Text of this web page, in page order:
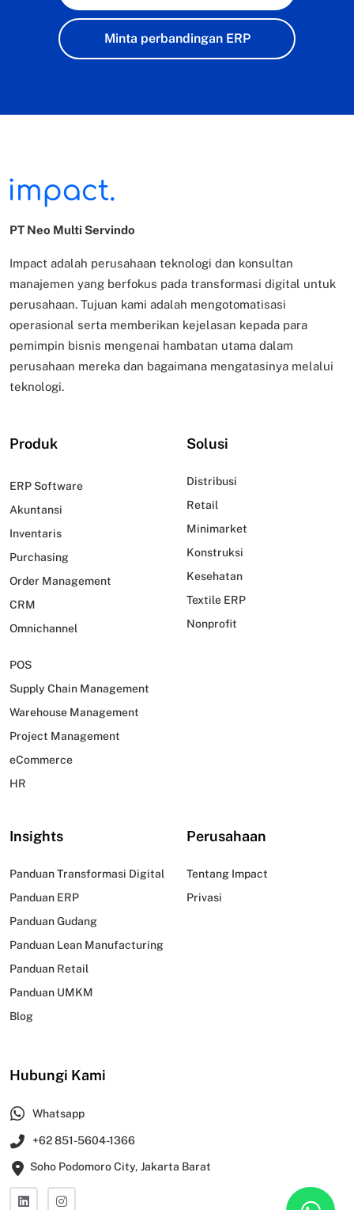
Minta perbandingan ERP
PT Neo Multi Servindo
Impact adalah perusahaan teknologi dan konsultan
manajemen yang berfokus pada transformasi digital untuk
perusahaan. Tujuan kami adalah mengotomatisasi
operasional serta memberikan kejelasan kepada para
pemimpin bisnis mengenai hambatan utama dalam
perusahaan mereka dan bagaimana mengatasinya melalui
teknologi.
Produk
ERP Software
Akuntansi
Inventaris
Purchasing
Order Management
CRM
Omnichannel
POS
Supply Chain Management
Warehouse Management
Project Management
eCommerce
HR
Solusi
Distribusi
Retail
Minimarket
Konstruksi
Kesehatan
Textile ERP
Nonprofit
Insights
Panduan Transformasi Digital
Panduan ERP
Panduan Gudang
Panduan Lean Manufacturing
Panduan Retail
Panduan UMKM
Blog
Perusahaan
Tentang Impact
Privasi
Hubungi Kami
Whatsapp
+62 851-5604-1366
Soho Podomoro City, Jakarta Barat